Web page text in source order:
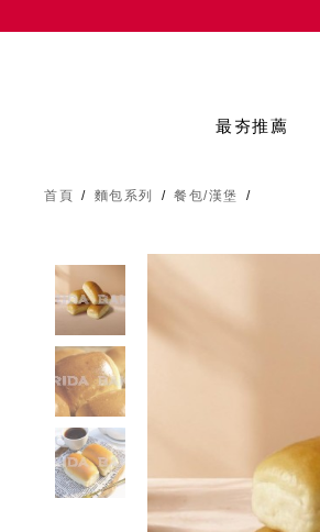
最夯推薦
首頁 / 麵包系列 / 餐包/漢堡 /